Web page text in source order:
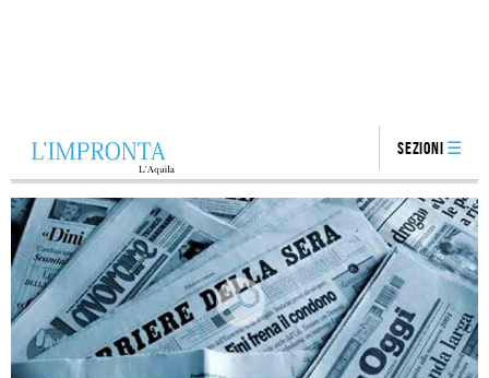
Sezioni